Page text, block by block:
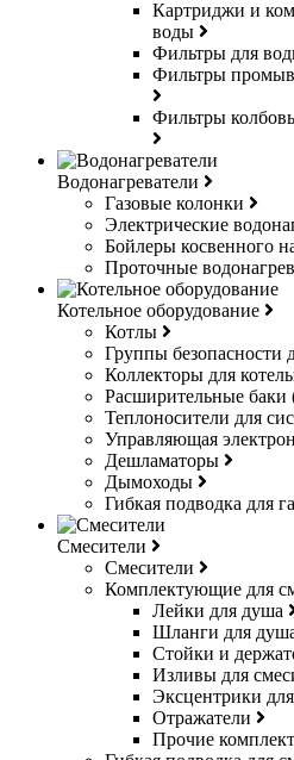
Картриджи и
воды
Фильтры для
Фильтры
Фильтры
Водонагреватели
Газовые колонки
Электрические
Бойлеры косвенного
Проточные
Котельное оборудование
Котлы
Группы безопасности
Коллекторы для
Расширительные баки
Теплоносители для
Управляющая
Дешламаторы
Дымоходы
Гибкая подводка для
Смесители
Смесители
Комплектующие для
Лейки для душа
Шланги для
Стойки и
Изливы для
Эксцентрики
Отражатели
Прочие